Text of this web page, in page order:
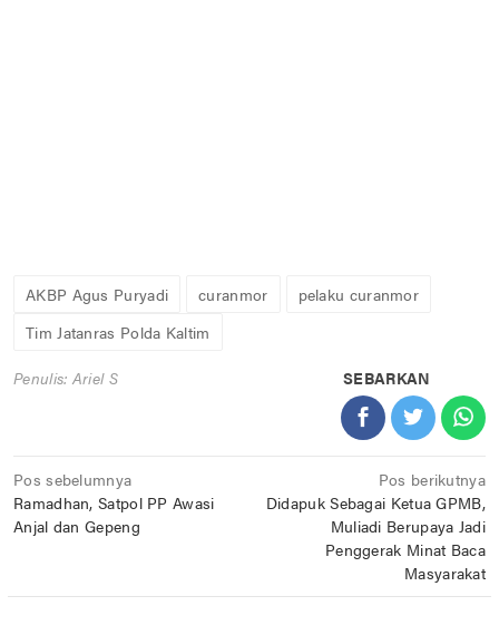
AKBP Agus Puryadi curanmor
pelaku curanmor
Tim Jatanras Polda Kaltim
Penulis: Ariel S SEBARKAN
Navigasi
pos
Pos sebelumnya
Ramadhan, Satpol PP Awasi
Anjal dan Gepeng
Pos berikutnya
Didapuk Sebagai Ketua GPMB,
Muliadi Berupaya Jadi
Penggerak Minat Baca
Masyarakat